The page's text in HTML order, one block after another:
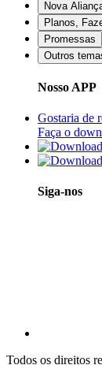
Nova
Planos,
Promessas
Outros
Nosso APP
Gostaria de
Faça o
Siga-nos
Todos os direitos